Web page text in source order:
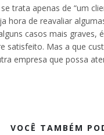
trata apenas de “um
hora de reavaliar
casos mais
satisfeito. Mas a que
empresa que possa
VOCÊ TAMBÉM